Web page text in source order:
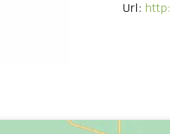
Url: